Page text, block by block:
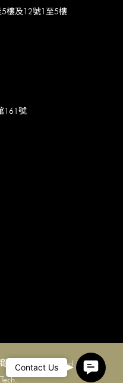
樓及12號1至5樓
161號
旅集團. Designed by
Contact Us